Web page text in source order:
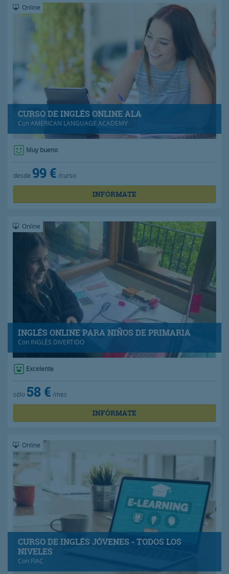
CURSO DE INGLÉS ONLINE ALA
ConAMERICAN LANGUAGE ACADEMY
Online
Muy bueno
desde 99 € /curso
INFÓRMATE
INGLÉS ONLINE PARA NIÑOS DE PRIMARIA
Con INGLÉS DIVERTIDO
Online
Excelente
sólo 58 € /mes
INFÓRMATE
CURSO DE INGLÉS JÓVENES - TODOS LOS
NIVELES
Con FIAC
Online